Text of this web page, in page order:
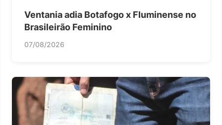
Ventania adia Botafogo x Fluminense no
Brasileirão Feminino
07/08/2026